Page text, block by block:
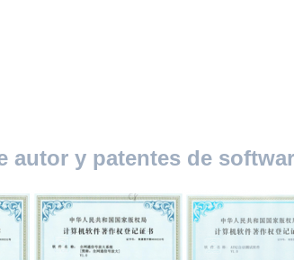
autor y patentes de